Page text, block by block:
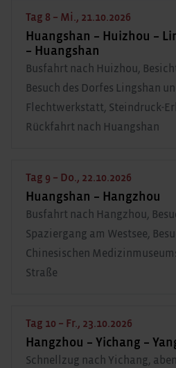
Tag 8 – Mi., 21.10.2026
Huangshan – Huizhou –
– Huangshan
Busfahrt nach Huizhou,
Besuch des Dorfes Lingshan
Flechtwerkstatt, Steindruck-
Rückfahrt nach Huangshan
Tag 9 – Do., 22.10.2026
Huangshan – Hangzhou
Busfahrt nach Hangzhou,
Spaziergang am Westsee,
Chinesischen
Straße
Tag 10 – Fr., 23.10.2026
Hangzhou – Yichang –
Schnellzug nach Yichang,